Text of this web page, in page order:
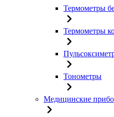
Термометры
Термометры
Тонометры
Медицинские